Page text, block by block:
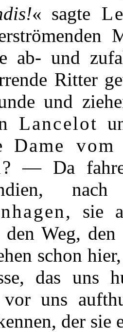
« sagte
ab- und
Ritter
und
Lancelot
Dame vom
? — Da
, sie
den Weg,
schon
das uns
vor uns
der sie